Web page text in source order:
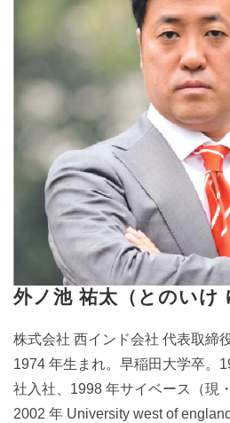
外ノ池 祐太（とのいけ
株式会社 西インド会社 代表取締
1974 年生まれ。早稲田大学卒。
社入社、1998 年サイベース（現
2002 年 University west of